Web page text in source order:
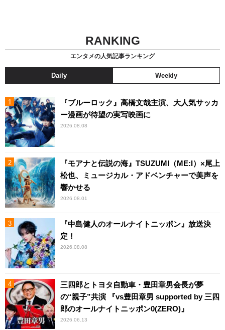
RANKING
エンタメの人気記事ランキング
Daily Weekly
『ブルーロック』高橋文哉主演、大人気サッカ
ー漫画が待望の実写映画に
2026.08.08
『モアナと伝説の海』TSUZUMI（ME:I）×尾上
松也、ミュージカル・アドベンチャーで美声を
響かせる
2026.08.01
『中島健人のオールナイトニッポン』放送決
定！
2026.08.08
三四郎とトヨタ自動車・豊田章男会長が夢
の“親子”共演 『vs豊田章男 supported by 三四
郎のオールナイトニッポン0(ZERO)』
2026.06.13